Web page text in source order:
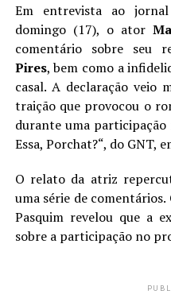
Em entrevista ao
domingo (17), o ator
comentário sobre seu
Pires, bem como a
casal. A declaração veio
traição que provocou o
durante uma
Essa, Porchat?“, do GNT,
O relato da atriz
uma série de
Pasquim revelou que a
sobre a participação no